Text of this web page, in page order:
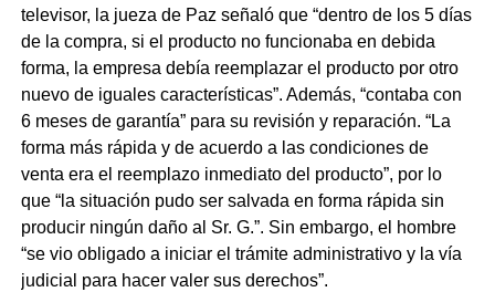
televisor, la jueza de Paz señaló que “dentro de los 5 días
de la compra, si el producto no funcionaba en debida
forma, la empresa debía reemplazar el producto por otro
nuevo de iguales características”. Además, “contaba con
6 meses de garantía” para su revisión y reparación. “La
forma más rápida y de acuerdo a las condiciones de
venta era el reemplazo inmediato del producto”, por lo
que “la situación pudo ser salvada en forma rápida sin
producir ningún daño al Sr. G.”. Sin embargo, el hombre
“se vio obligado a iniciar el trámite administrativo y la vía
judicial para hacer valer sus derechos”.